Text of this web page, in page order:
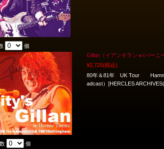
個
Gillan（イアンギランｗ/バーニ
¥2,725(税込)
80年＆81年 UK Tour
adcast）[HERCLES
個